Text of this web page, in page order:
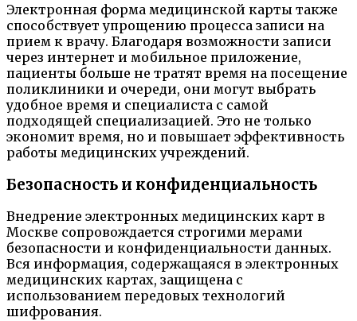
Электронная форма медицинской карты также
способствует упрощению процесса записи на
прием к врачу. Благодаря возможности записи
через интернет и мобильное приложение,
пациенты больше не тратят время на посещение
поликлиники и очереди, они могут выбрать
удобное время и специалиста с самой
подходящей специализацией. Это не только
экономит время, но и повышает эффективность
работы медицинских учреждений.
Безопасность и конфиденциальность
Внедрение электронных медицинских карт в
Москве сопровождается строгими мерами
безопасности и конфиденциальности данных.
Вся информация, содержащаяся в электронных
медицинских картах, защищена с
использованием передовых технологий
шифрования.